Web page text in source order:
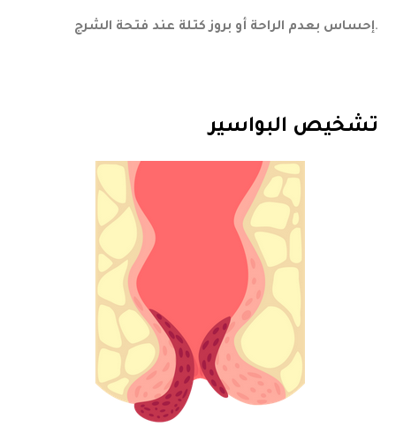
إحساس بعدم الراحة أو بروز كتلة عند فتحة الشرج.
تشخيص البواسير